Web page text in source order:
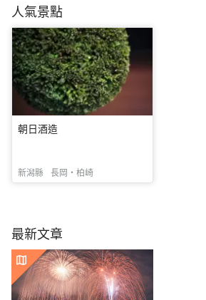
人氣景點
朝日酒造
新潟縣 長岡・柏崎
最新文章